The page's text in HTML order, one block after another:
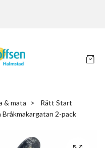
& mata
Rätt Start
2-pack